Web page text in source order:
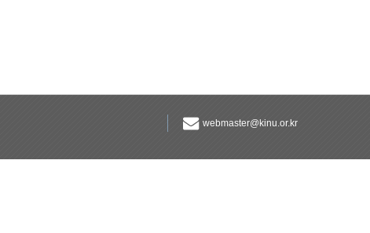
webmaster@kinu.or.kr